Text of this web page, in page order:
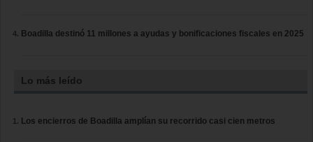
Boadilla destinó 11 millones a ayudas y bonificaciones fiscales en 2025
Lo más leído
Los encierros de Boadilla amplían su recorrido casi cien metros